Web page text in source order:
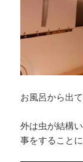
お風呂から出
外は虫が結構
事をすることに